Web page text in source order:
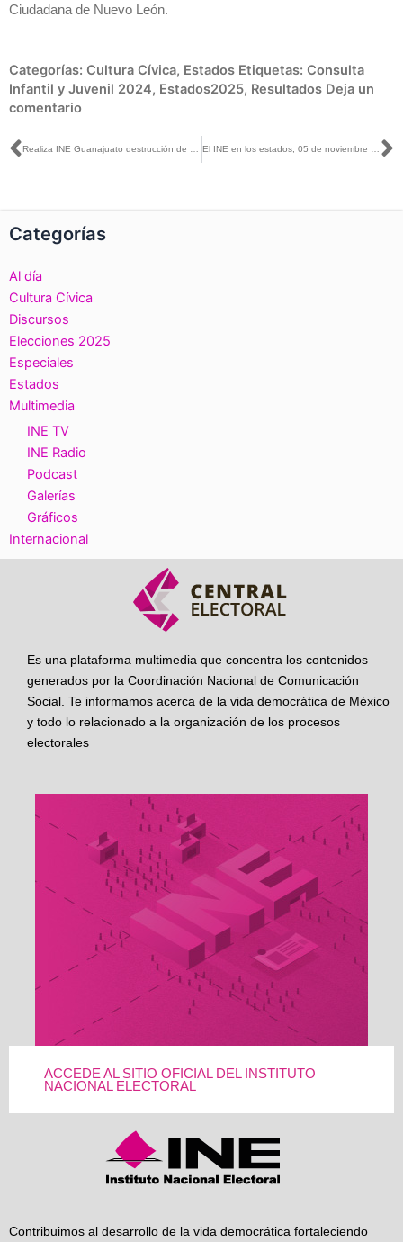
Ciudadana de Nuevo León.
Categorías: Cultura Cívica, Estados Etiquetas: Consulta
Infantil y Juvenil 2024, Estados2025, Resultados Deja un
comentario
Ant
Categorías
Al día
Cultura Cívica
Discursos
Elecciones 2025
Especiales
Estados
Multimedia
INE TV
INE Radio
Podcast
Galerías
Gráficos
Internacional
Es una plataforma multimedia que concentra los contenidos
generados por la Coordinación Nacional de Comunicación
Social. Te informamos acerca de la vida democrática de México
y todo lo relacionado a la organización de los procesos
electorales
ACCEDE AL SITIO OFICIAL DEL INSTITUTO
NACIONAL ELECTORAL
Contribuimos al desarrollo de la vida democrática fortaleciendo